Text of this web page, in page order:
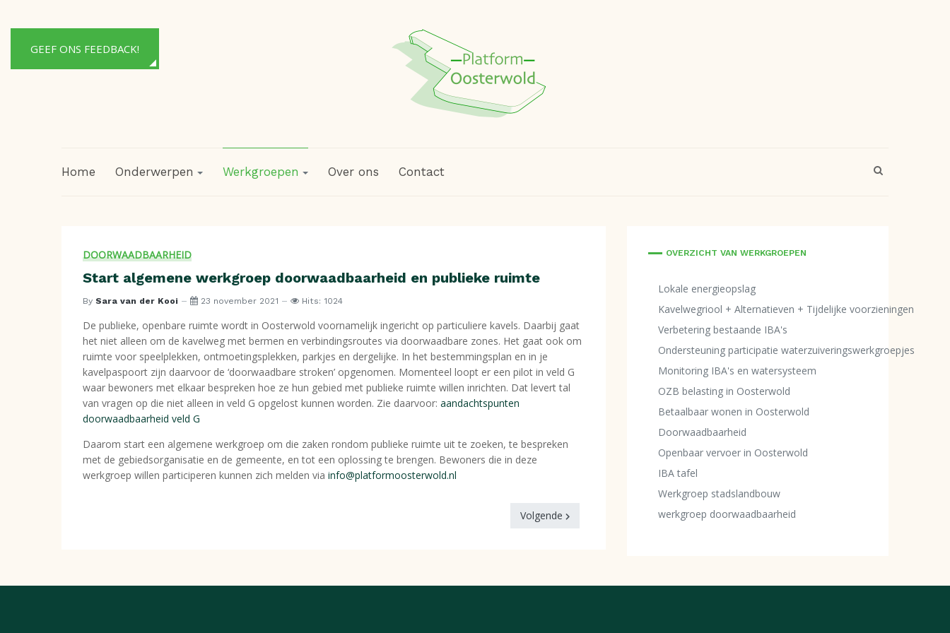
GEEF ONS FEEDBACK!
Home Onderwerpen Werkgroepen Over ons Contact
DOORWAADBAARHEID
Start algemene werkgroep doorwaadbaarheid en publieke ruimte
By Sara van der Kooi 23 november 2021 Hits: 1024
De publieke, openbare ruimte wordt in Oosterwold voornamelijk ingericht op particuliere kavels. Daarbij gaat
het niet alleen om de kavelweg met bermen en verbindingsroutes via doorwaadbare zones. Het gaat ook om
ruimte voor speelplekken, ontmoetingsplekken, parkjes en dergelijke. In het bestemmingsplan en in je
kavelpaspoort zijn daarvoor de ‘doorwaadbare stroken’ opgenomen. Momenteel loopt er een pilot in veld G
waar bewoners met elkaar bespreken hoe ze hun gebied met publieke ruimte willen inrichten. Dat levert tal
van vragen op die niet alleen in veld G opgelost kunnen worden. Zie daarvoor: aandachtspunten
doorwaadbaarheid veld G
Daarom start een algemene werkgroep om die zaken rondom publieke ruimte uit te zoeken, te bespreken
met de gebiedsorganisatie en de gemeente, en tot een oplossing te brengen. Bewoners die in deze
werkgroep willen participeren kunnen zich melden via info@platformoosterwold.nl
Volgende
OVERZICHT VAN WERKGROEPEN
Lokale energieopslag
Kavelwegriool + Alternatieven + Tijdelijke voorzieningen
Verbetering bestaande IBA's
Ondersteuning participatie waterzuiveringswerkgroepjes
Monitoring IBA's en watersysteem
OZB belasting in Oosterwold
Betaalbaar wonen in Oosterwold
Doorwaadbaarheid
Openbaar vervoer in Oosterwold
IBA tafel
Werkgroep stadslandbouw
werkgroep doorwaadbaarheid